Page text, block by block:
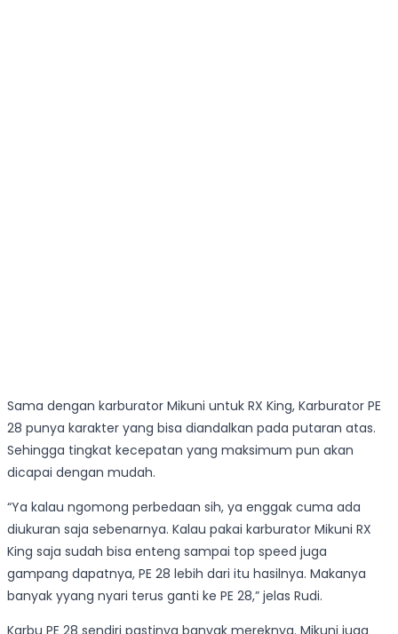
Sama dengan karburator Mikuni untuk RX King, Karburator PE
28 punya karakter yang bisa diandalkan pada putaran atas.
Sehingga tingkat kecepatan yang maksimum pun akan
dicapai dengan mudah.
“Ya kalau ngomong perbedaan sih, ya enggak cuma ada
diukuran saja sebenarnya. Kalau pakai karburator Mikuni RX
King saja sudah bisa enteng sampai top speed juga
gampang dapatnya, PE 28 lebih dari itu hasilnya. Makanya
banyak yyang nyari terus ganti ke PE 28,” jelas Rudi.